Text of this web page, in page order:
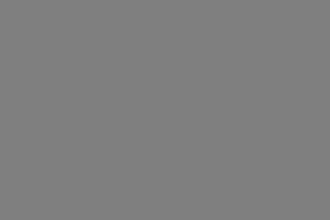
mit 2 kommentare.
Schweiz: Die besten Tipps gegen